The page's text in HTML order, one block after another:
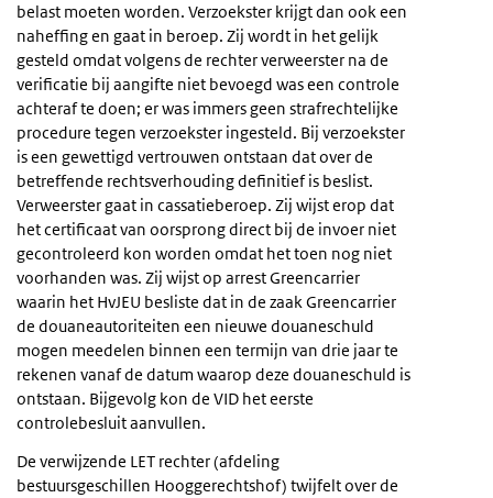
belast moeten worden. Verzoekster krijgt dan ook een
naheffing en gaat in beroep. Zij wordt in het gelijk
gesteld omdat volgens de rechter verweerster na de
verificatie bij aangifte niet bevoegd was een controle
achteraf te doen; er was immers geen strafrechtelijke
procedure tegen verzoekster ingesteld. Bij verzoekster
is een gewettigd vertrouwen ontstaan dat over de
betreffende rechtsverhouding definitief is beslist.
Verweerster gaat in cassatieberoep. Zij wijst erop dat
het certificaat van oorsprong direct bij de invoer niet
gecontroleerd kon worden omdat het toen nog niet
voorhanden was. Zij wijst op arrest Greencarrier
waarin het HvJEU besliste dat in de zaak Greencarrier
de douaneautoriteiten een nieuwe douaneschuld
mogen meedelen binnen een termijn van drie jaar te
rekenen vanaf de datum waarop deze douaneschuld is
ontstaan. Bijgevolg kon de VID het eerste
controlebesluit aanvullen.
De verwijzende LET rechter (afdeling
bestuursgeschillen Hooggerechtshof) twijfelt over de